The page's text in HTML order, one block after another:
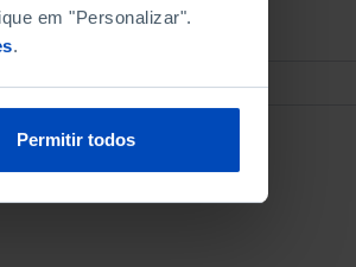
em "Personalizar".
.
Permitir todos
ORDENAR POR